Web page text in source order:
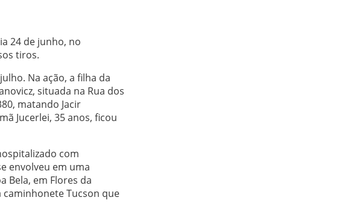
24 de junho, no
tiros.
Na ação, a filha da
situada na Rua dos
matando Jacir
Jucerlei, 35 anos, ficou
com
envolveu em uma
Bela, em Flores da
Tucson que